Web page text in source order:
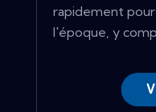
rapidement
l'époque, y